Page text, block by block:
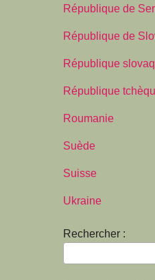
République de
République de
République
République
Roumanie
Suède
Suisse
Ukraine
Rechercher :